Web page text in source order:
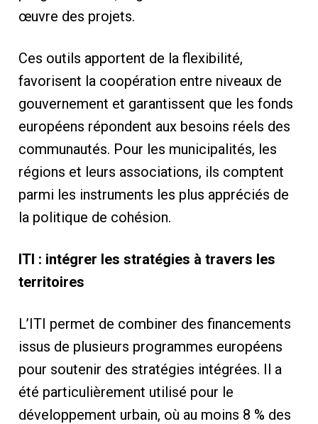
œuvre des projets.
Ces outils apportent de la flexibilité,
favorisent la coopération entre niveaux de
gouvernement et garantissent que les fonds
européens répondent aux besoins réels des
communautés. Pour les municipalités, les
régions et leurs associations, ils comptent
parmi les instruments les plus appréciés de
la politique de cohésion.
ITI : intégrer les stratégies à travers les
territoires
L’ITI permet de combiner des financements
issus de plusieurs programmes européens
pour soutenir des stratégies intégrées. Il a
été particulièrement utilisé pour le
développement urbain, où au moins 8 % des